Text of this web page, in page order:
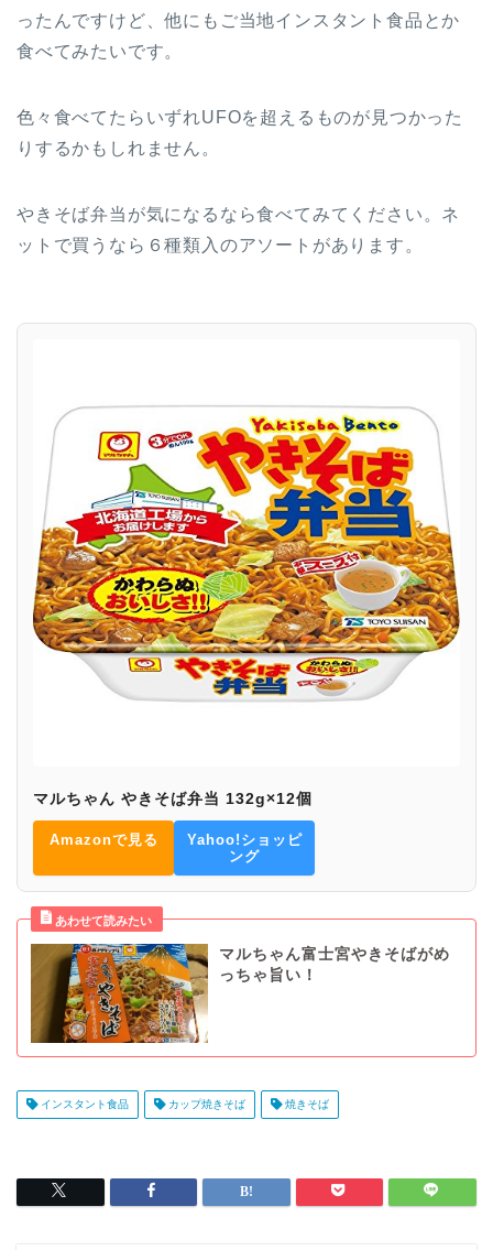
ったんですけど、他にもご当地インスタント食品とか
食べてみたいです。
色々食べてたらいずれUFOを超えるものが見つかった
りするかもしれません。
やきそば弁当が気になるなら食べてみてください。ネ
ットで買うなら６種類入のアソートがあります。
マルちゃん やきそば弁当 132g×12個
Amazonで見る
Yahoo!ショッピ
ング
マルちゃん富士宮やきそばがめ
っちゃ旨い！
インスタント食品 カップ焼きそば 焼きそば